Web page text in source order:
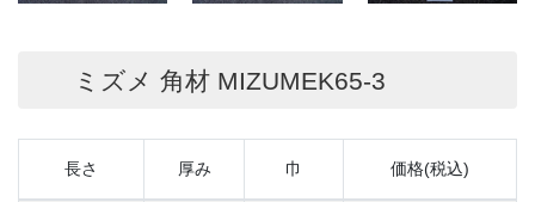
ミズメ 角材 MIZUMEK65-3
長さ 厚み 巾 価格(税込)